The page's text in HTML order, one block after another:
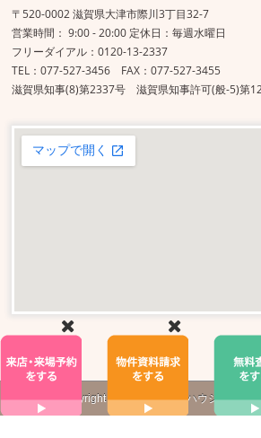
〒520-0002 滋賀県大津市際川3丁目32-7
営業時間： 9:00 - 20:00 定休日：毎週水曜日
フリーダイアル：0120-13-2337
TEL：077-527-3456 FAX：077-527-3455
滋賀県知事(8)第2337号 滋賀県知事許可(般-5)第
Copyright ©株式会社真栄ハウジングAll